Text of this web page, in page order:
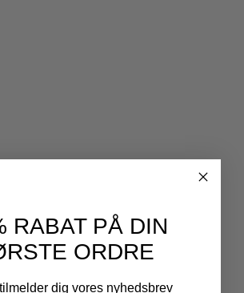
RABAT PÅ DIN
ORDRE
dig vores nyhedsbrev